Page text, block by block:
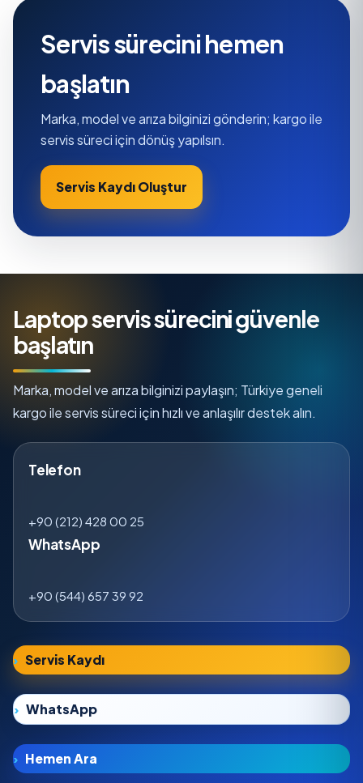
Servis sürecini hemen
başlatın
Marka, model ve arıza bilginizi gönderin; kargo ile
servis süreci için dönüş yapılsın.
Servis Kaydı Oluştur
Laptop servis sürecini güvenle
başlatın
Marka, model ve arıza bilginizi paylaşın; Türkiye geneli
kargo ile servis süreci için hızlı ve anlaşılır destek alın.
Telefon
+90 (212) 428 00 25
WhatsApp
+90 (544) 657 39 92
Servis Kaydı
WhatsApp
Hemen Ara